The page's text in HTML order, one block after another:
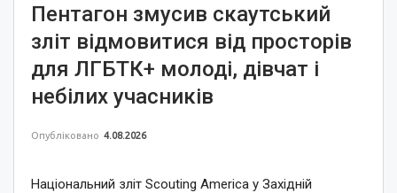
Пентагон змусив скаутський
зліт відмовитися від просторів
для ЛГБТК+ молоді, дівчат і
небілих учасників
Опубліковано 4.08.2026
Національний зліт Scouting America у Західній